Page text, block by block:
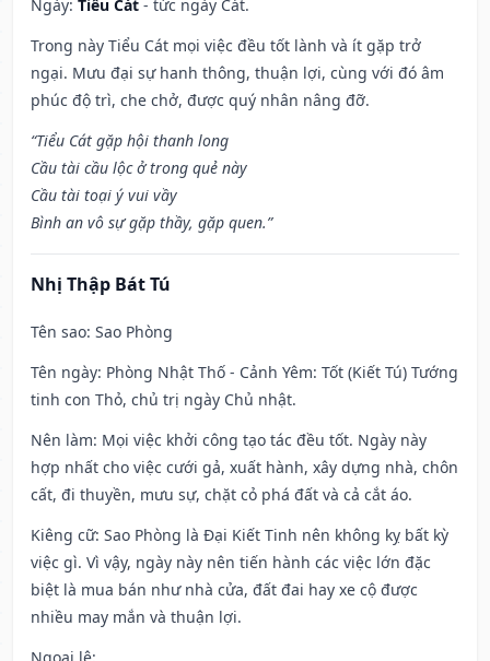
Ngày: Tiểu Cát - tức ngày Cát.
Trong này Tiểu Cát mọi việc đều tốt lành và ít gặp trở
ngại. Mưu đại sự hanh thông, thuận lợi, cùng với đó âm
phúc độ trì, che chở, được quý nhân nâng đỡ.
“Tiểu Cát gặp hội thanh long
Cầu tài cầu lộc ở trong quẻ này
Cầu tài toại ý vui vầy
Bình an vô sự gặp thầy, gặp quen.”
Nhị Thập Bát Tú
Tên sao: Sao Phòng
Tên ngày: Phòng Nhật Thố - Cảnh Yêm: Tốt (Kiết Tú) Tướng
tinh con Thỏ, chủ trị ngày Chủ nhật.
Nên làm: Mọi việc khởi công tạo tác đều tốt. Ngày này
hợp nhất cho việc cưới gả, xuất hành, xây dựng nhà, chôn
cất, đi thuyền, mưu sự, chặt cỏ phá đất và cả cắt áo.
Kiêng cữ: Sao Phòng là Đại Kiết Tinh nên không kỵ bất kỳ
việc gì. Vì vậy, ngày này nên tiến hành các việc lớn đặc
biệt là mua bán như nhà cửa, đất đai hay xe cộ được
nhiều may mắn và thuận lợi.